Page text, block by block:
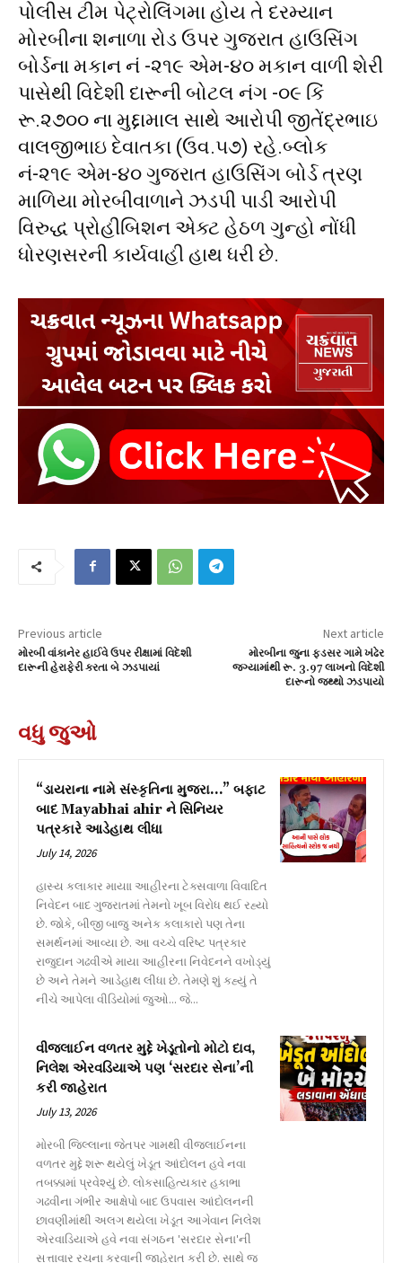
પોલીસ ટીમ પેટ્રોલિંગમા હોય તે દરમ્યાન
મોરબીના શનાળા રોડ ઉપર ગુજરાત હાઉસિંગ
બોર્ડના મકાન નં -૨૧૯ એમ-૪૦ મકાન વાળી શેરી
પાસેથી વિદેશી દારૂની બોટલ નંગ -૦૯ કિં
રૂ.‌૨૭૦૦ ના મુદ્દામાલ સાથે આરોપી જીતેંદ્રભાઇ
વાલજીભાઇ દેવાતકા (ઉવ.૫૭) રહે.બ્લોક
નં-૨૧૯ એમ-૪૦ ગુજરાત હાઉસિંગ બોર્ડ ત્રણ
માળિયા મોરબીવાળાને ઝડપી પાડી આરોપી
વિરુદ્ધ પ્રોહીબિશન એક્ટ હેઠળ ગુન્હો નોંધી
ધોરણસરની કાર્યવાહી હાથ ધરી છે.
Previous article
મોરબી વાંકાનેર હાઈવે ઉપર રીક્ષામાં વિદેશી
દારૂની હેરાફેરી કરતા બે ઝડપાયાં
Next article
મોરબીના જુના ફડસર ગામે ખંઢેર
જગ્યામાંથી રૂ. 3.97 લાખનો વિદેશી
દારૂનો જથ્થો ઝડપાયો
વધુ જુઓ
“ડાયરાના નામે સંસ્કૃતિના મુજરા…” બફાટ
બાદ Mayabhai ahir ને સિનિયર
પત્રકારે આડેહાથ લીધા
July 14, 2026
હાસ્ય કલાકાર માયાા આહીરના ટેક્સવાળા વિવાદિત
નિવેદન બાદ ગુજરાતમાં તેમનો ખૂબ વિરોધ થઈ રહ્યો
છે. જોકે, બીજી બાજુ અનેક કલાકારો પણ તેના
સમર્થનમાં આવ્યા છે. આ વચ્ચે વરિષ્ટ પત્રકાર
રાજુદાન ગઢવીએ માયા આહીરના નિવેદનને વખોડ્યું
છે અને તેમને આડેહાથ લીધા છે. તેમણે શું કહ્યું તે
નીચે આપેલા વીડિયોમાં જુઓ... જે...
વીજલાઈન વળતર મુદ્દે ખેડૂતોનો મોટો દાવ,
નિલેશ એરવડિયાએ પણ ‘સરદાર સેના’ની
કરી જાહેરાત
July 13, 2026
મોરબી જિલ્લાના જેતપર ગામથી વીજલાઈનના
વળતર મુદ્દે શરૂ થયેલું ખેડૂત આંદોલન હવે નવા
તબક્કામાં પ્રવેશ્યું છે. લોકસાહિત્યકાર હકાભા
ગઢવીના ગંભીર આક્ષેપો બાદ ઉપવાસ આંદોલનની
છાવણીમાંથી અલગ થયેલા ખેડૂત આગેવાન નિલેશ
એરવાડિયાએ હવે નવા સંગઠન 'સરદાર સેના'ની
સત્તાવાર રચના કરવાની જાહેરાત કરી છે. સાથે જ